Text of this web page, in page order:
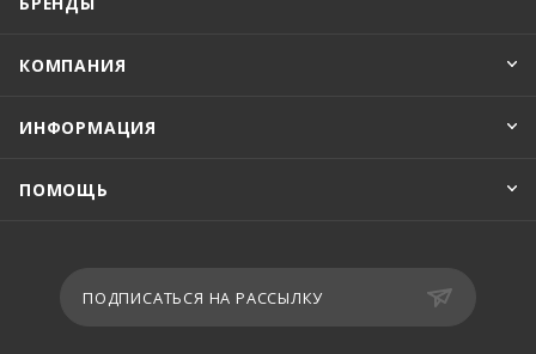
КОМПАНИЯ
ИНФОРМАЦИЯ
ПОМОЩЬ
ПОДПИСАТЬСЯ НА РАССЫЛКУ